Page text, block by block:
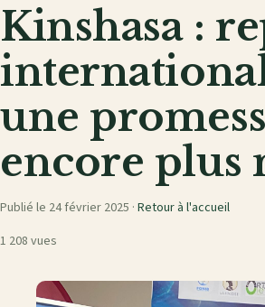
Kinshasa :
international
une
encore plus
Publié le 24 février 2025 · Retour à l'accueil
1 208 vues